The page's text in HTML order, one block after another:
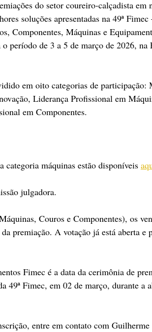
do setor coureiro-calçadista
soluções apresentadas na 49ª
Componentes, Máquinas e
período de 3 a 5 de março de 2026, na
em oito categorias de participação:
Liderança Profissional em
em Componentes.
máquinas estão disponíveis
julgadora.
Couros e Componentes), os
premiação. A votação já está aberta e
Fimec é a data da cerimônia de
49ª Fimec, em 02 de março, durante a
entre em contato com